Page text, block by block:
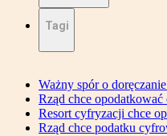
Tagi
Ważny spór o
Rząd chce
Resort cyfryzacji chce
Rząd chce podatku